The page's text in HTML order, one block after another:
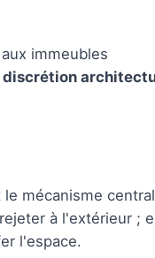
immeubles
discrétion
mécanisme
à l'extérieur ;
l'espace.